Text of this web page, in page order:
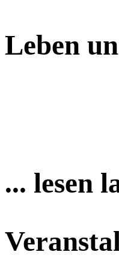
Leben
... lesen